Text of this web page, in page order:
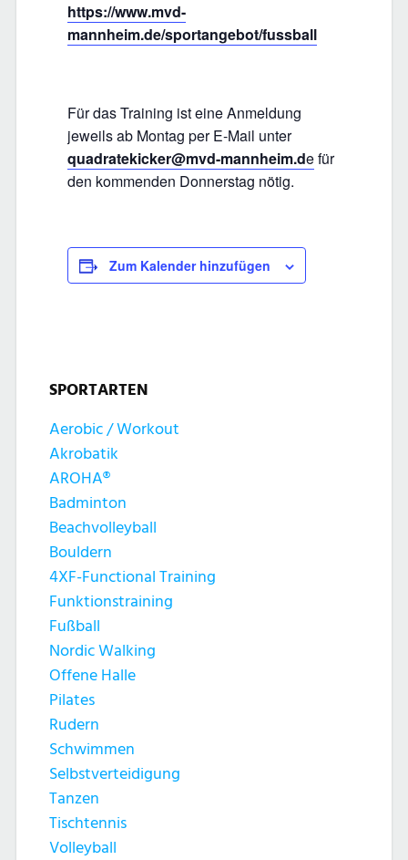
https://www.mvd-
mannheim.de/sportangebot/fussball
Für das Training ist eine Anmeldung
jeweils ab Montag per E-Mail unter
quadratekicker@mvd-mannheim.defür
den kommenden Donnerstag nötig.
Zum Kalender hinzufügen
SPORTARTEN
Aerobic / Workout
Akrobatik
AROHA®
Badminton
Beachvolleyball
Bouldern
4XF-Functional Training
Funktionstraining
Fußball
Nordic Walking
Offene Halle
Pilates
Rudern
Schwimmen
Selbstverteidigung
Tanzen
Tischtennis
Volleyball